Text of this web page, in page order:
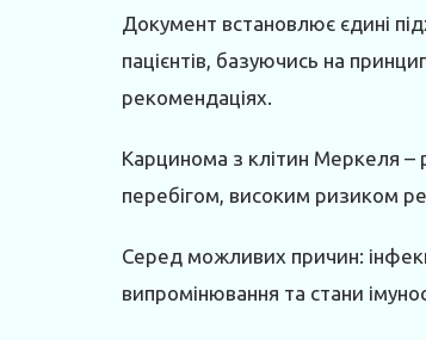
Документ встановлює єдині
пацієнтів, базуючись на
рекомендаціях.
Карцинома з клітин Меркеля –
перебігом, високим ризиком
Серед можливих причин:
випромінювання та стани